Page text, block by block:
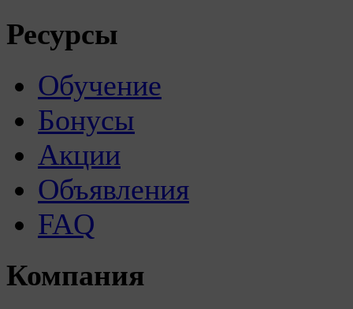
Ресурсы
Обучение
Бонусы
Акции
Объявления
FAQ
Компания